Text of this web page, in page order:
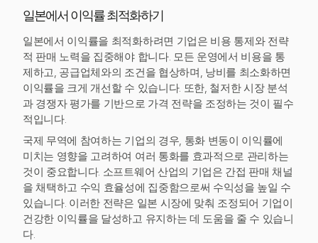
일본에서 이익률 최적화하기
일본에서 이익률을 최적화하려면 기업은 비용 통제와 전략
적 판매 노력을 집중해야 합니다. 모든 운영에서 비용을 통
제하고, 공급업체와의 조건을 협상하며, 낭비를 최소화하면
이익률을 크게 개선할 수 있습니다. 또한, 철저한 시장 분석
과 경쟁자 평가를 기반으로 가격 전략을 조정하는 것이 필수
적입니다.
국제 무역에 참여하는 기업의 경우, 통화 변동이 이익률에
미치는 영향을 고려하여 여러 통화를 효과적으로 관리하는
것이 중요합니다. 소프트웨어 산업의 기업은 간접 판매 채널
을 채택하고 수익 효율성에 집중함으로써 수익성을 높일 수
있습니다. 이러한 전략은 일본 시장에 맞춰 조정되어 기업이
건강한 이익률을 달성하고 유지하는 데 도움을 줄 수 있습니
다.